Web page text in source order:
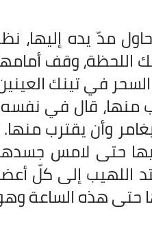
مدّ يده إليها،
اللحظة، وقف
في تينك
قال في نفسه
وأن يقترب
حتى لامس
اللهيب إلى كلّ
حتى هذه الساعة